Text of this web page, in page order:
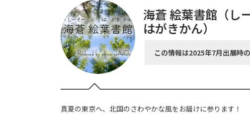
海蒼 絵葉書館（し
はがきかん）
この情報は2025年7月出展時の
真夏の東京へ、北国のさわやかな風をお届けに参ります！